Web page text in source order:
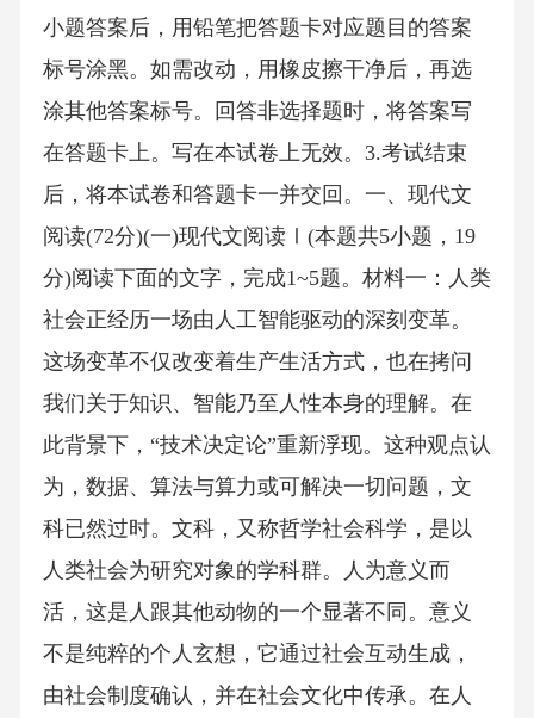
小题答案后，用铅笔把答题卡对应题目的答案
标号涂黑。如需改动，用橡皮擦干净后，再选
涂其他答案标号。回答非选择题时，将答案写
在答题卡上。写在本试卷上无效。3.考试结束
后，将本试卷和答题卡一并交回。一、现代文
阅读(72分)(一)现代文阅读Ⅰ(本题共5小题，19
分)阅读下面的文字，完成1~5题。材料一：人类
社会正经历一场由人工智能驱动的深刻变革。
这场变革不仅改变着生产生活方式，也在拷问
我们关于知识、智能乃至人性本身的理解。在
此背景下，“技术决定论”重新浮现。这种观点认
为，数据、算法与算力或可解决一切问题，文
科已然过时。文科，又称哲学社会科学，是以
人类社会为研究对象的学科群。人为意义而
活，这是人跟其他动物的一个显著不同。意义
不是纯粹的个人玄想，它通过社会互动生成，
由社会制度确认，并在社会文化中传承。在人